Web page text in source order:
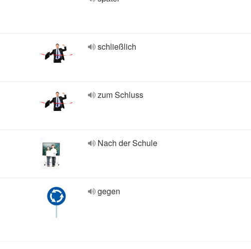
schließlich
zum Schluss
Nach der Schule
gegen